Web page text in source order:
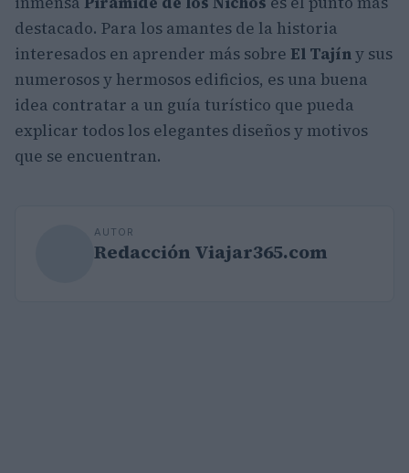
destacado. Para los amantes de la historia
interesados en aprender más sobre El Tajíny sus
numerosos y hermosos edificios, es una buena
idea contratar a un guía turístico que pueda
explicar todos los elegantes diseños y motivos
que se encuentran.
AUTOR
Redacción Viajar365.com